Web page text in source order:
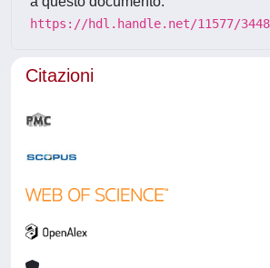
https://hdl.handle.net/11577/
Citazioni